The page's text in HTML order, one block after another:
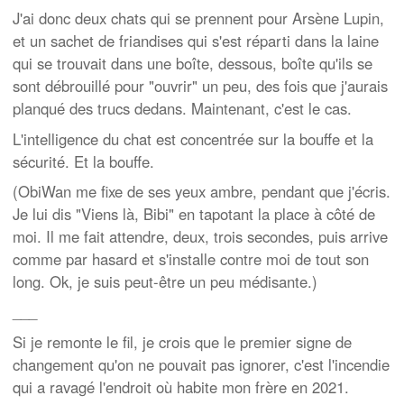
J'ai donc deux chats qui se prennent pour Arsène Lupin,
et un sachet de friandises qui s'est réparti dans la laine
qui se trouvait dans une boîte, dessous, boîte qu'ils se
sont débrouillé pour "ouvrir" un peu, des fois que j'aurais
planqué des trucs dedans. Maintenant, c'est le cas.
L'intelligence du chat est concentrée sur la bouffe et la
sécurité. Et la bouffe.
(ObiWan me fixe de ses yeux ambre, pendant que j'écris.
Je lui dis "Viens là, Bibi" en tapotant la place à côté de
moi. Il me fait attendre, deux, trois secondes, puis arrive
comme par hasard et s'installe contre moi de tout son
long. Ok, je suis peut-être un peu médisante.)
Si je remonte le fil, je crois que le premier signe de
changement qu'on ne pouvait pas ignorer, c'est l'incendie
qui a ravagé l'endroit où habite mon frère en 2021.